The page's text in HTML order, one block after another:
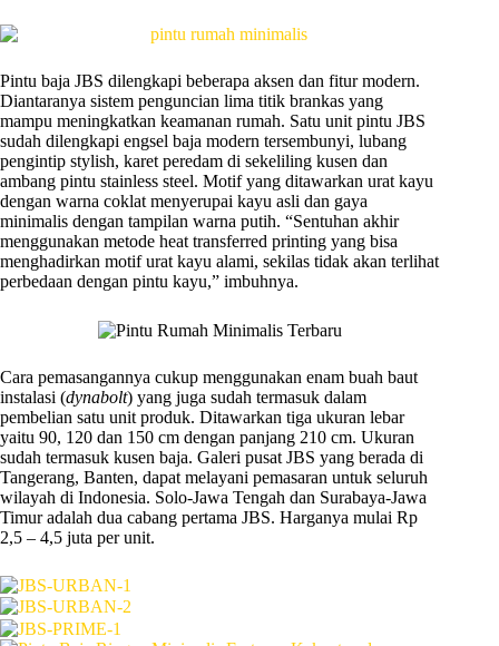
Pintu baja JBS dilengkapi beberapa aksen dan fitur modern.
Diantaranya sistem penguncian lima titik brankas yang
mampu meningkatkan keamanan rumah. Satu unit pintu JBS
sudah dilengkapi engsel baja modern tersembunyi, lubang
pengintip stylish, karet peredam di sekeliling kusen dan
ambang pintu stainless steel. Motif yang ditawarkan urat kayu
dengan warna coklat menyerupai kayu asli dan gaya
minimalis dengan tampilan warna putih. “Sentuhan akhir
menggunakan metode heat transferred printing yang bisa
menghadirkan motif urat kayu alami, sekilas tidak akan terlihat
perbedaan dengan pintu kayu,” imbuhnya.
Cara pemasangannya cukup menggunakan enam buah baut
instalasi (dynabolt) yang juga sudah termasuk dalam
pembelian satu unit produk. Ditawarkan tiga ukuran lebar
yaitu 90, 120 dan 150 cm dengan panjang 210 cm. Ukuran
sudah termasuk kusen baja. Galeri pusat JBS yang berada di
Tangerang, Banten, dapat melayani pemasaran untuk seluruh
wilayah di Indonesia. Solo-Jawa Tengah dan Surabaya-Jawa
Timur adalah dua cabang pertama JBS. Harganya mulai Rp
2,5 – 4,5 juta per unit.